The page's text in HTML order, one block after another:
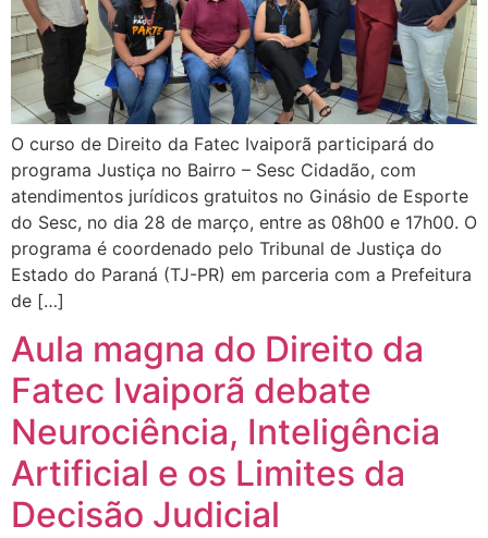
O curso de Direito da Fatec Ivaiporã participará do
programa Justiça no Bairro – Sesc Cidadão, com
atendimentos jurídicos gratuitos no Ginásio de Esporte
do Sesc, no dia 28 de março, entre as 08h00 e 17h00. O
programa é coordenado pelo Tribunal de Justiça do
Estado do Paraná (TJ-PR) em parceria com a Prefeitura
de […]
Aula magna do Direito da
Fatec Ivaiporã debate
Neurociência, Inteligência
Artificial e os Limites da
Decisão Judicial